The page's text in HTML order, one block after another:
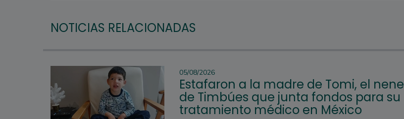
NOTICIAS RELACIONADAS
05/08/2026
Estafaron a la madre de Tomi, el nene
de Timbúes que junta fondos para su
tratamiento médico en México